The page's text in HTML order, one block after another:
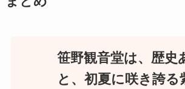
笹野観音堂は、歴史
と、初夏に咲き誇る